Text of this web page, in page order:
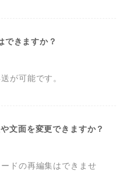
きますか？
が可能です。
文面を変更できますか？
ドの再編集はできませ